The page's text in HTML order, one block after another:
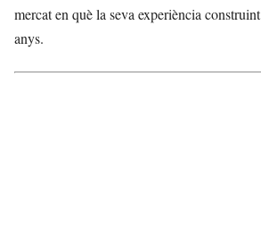
mercat en què la seva experiència
anys.